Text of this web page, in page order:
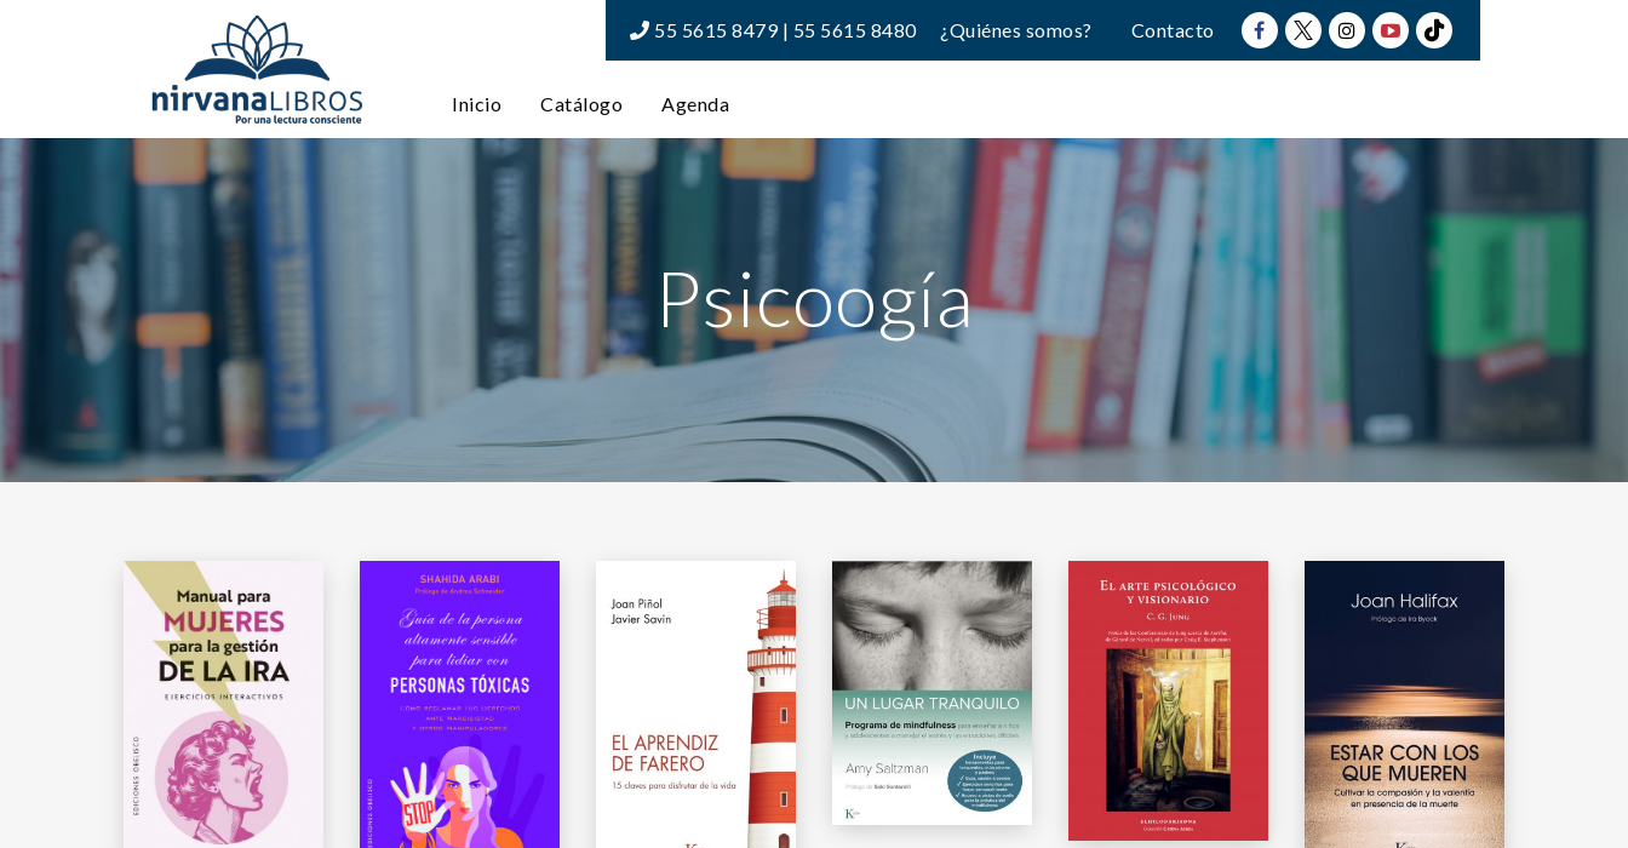
55 5615 8479 | 55 5615 8480 ¿Quiénes somos? Contacto
Inicio Catálogo Agenda
Psicoogía